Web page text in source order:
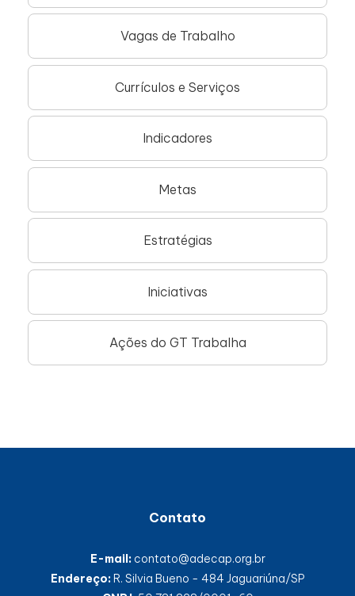
Vagas de Trabalho
Currículos e Serviços
Indicadores
Metas
Estratégias
Iniciativas
Ações do GT Trabalha
Contato
E-mail: contato@adecap.org.br
Endereço:R. Silvia Bueno - 484 Jaguariúna/SP